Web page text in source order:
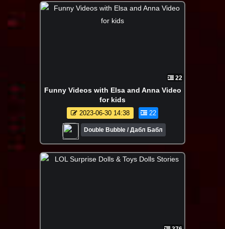
22
Funny Videos with Elsa and Anna Video
for kids
2023-06-30 14:38 22
Double Bubble / Дабл Бабл